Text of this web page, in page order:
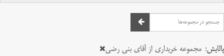
پالایش: مجموعه خریداری از آقای بنی رضی